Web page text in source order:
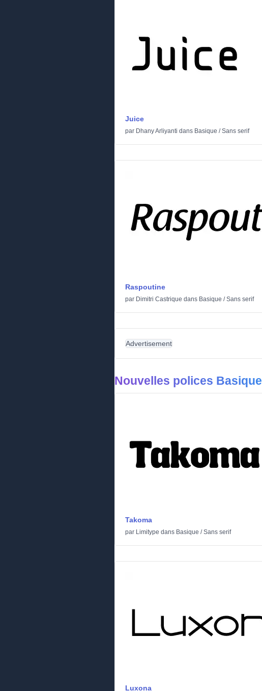
Juice
par Dhany Arliyanti dans Basique /Sans serif
Raspoutine
par Dimitri Castrique dans Basique /Sans serif
Advertisement
Nouvelles polices Basique
Takoma
par Limitype dans Basique /Sans serif
Luxona